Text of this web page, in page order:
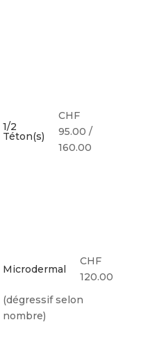
1/2
Téton(s)
CHF
95.00 /
160.00
Microdermal
CHF
120.00
(dégressif selon
nombre)